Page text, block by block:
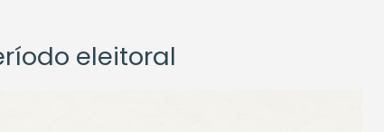
eleitoral